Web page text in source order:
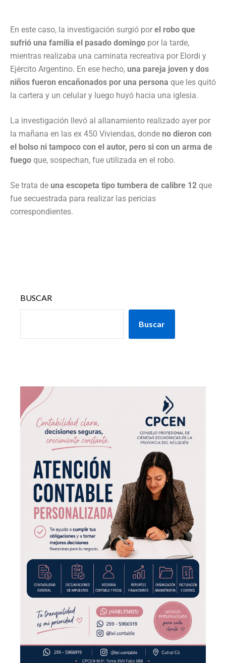
En este caso, la investigación surgió por el robo que
sufrió una familia el pasado domingo por la tarde,
mientras realizaba una caminata recreativa por Elordi y
Ejército Argentino. En ese hecho, una pareja joven y dos
niños fueron encañonados por una persona que les quitó
la cartera y un celular y luego huyó hacia una iglesia.
La investigación llevó al allanamiento realizado ayer por
la mañana en las ex 450 Viviendas, donde no dieron con
el bolso ni tampoco con el autor, pero si con un arma de
fuego que, sospechan, fue utilizada en el robo.
Se trata de una escopeta tipo tumbera de calibre 12 que
fue secuestrada para realizar las pericias
correspondientes.
BUSCAR
Buscar